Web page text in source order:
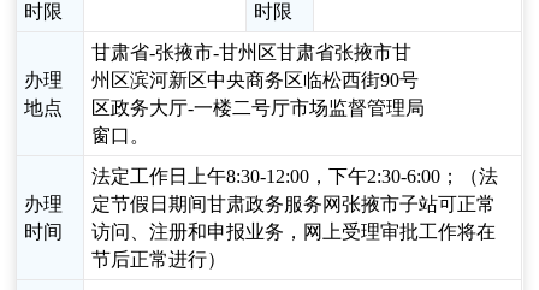
时限
时限
办理
地点
甘肃省-张掖市-甘州区甘肃省张掖市甘
州区滨河新区中央商务区临松西街90号
区政务大厅-一楼二号厅市场监督管理局
窗口。
办理
时间
法定工作日上午8:30-12:00，下午2:30-6:00；（法
定节假日期间甘肃政务服务网张掖市子站可正常
访问、注册和申报业务，网上受理审批工作将在
节后正常进行）